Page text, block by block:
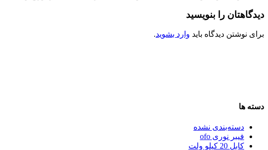
دیدگاهتان را بنویسید
برای نوشتن دیدگاه باید وارد بشوید.
دسته ها
دسته‌بندی نشده
فیبر نوری ofo
کابل 20 کیلو ولت